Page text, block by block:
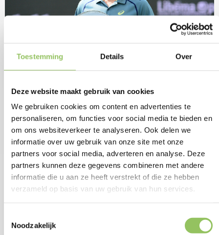
Toestemming Details Over
Deze website maakt gebruik van cookies
We gebruiken cookies om content en advertenties te
personaliseren, om functies voor social media te bieden en
om ons websiteverkeer te analyseren. Ook delen we
informatie over uw gebruik van onze site met onze
partners voor social media, adverteren en analyse. Deze
partners kunnen deze gegevens combineren met andere
informatie die u aan ze heeft verstrekt of die ze hebben
verzameld op basis van uw gebruik van hun services.
Noodzakelijk
Libéma Open 2026 werd een regelrecht droomtoernooi voor Kamil
Majchrzak. De dertigjarige Pool had nog nooit een ATP-toernooi
gewonnen, voordat hij dit jaar arriveerde in Brabant. Hij vertrekt na
een zege op ex-kampioen Alex de Minaur met een glimlach op het
gezicht en de winnaarsschaal onder de arm.
‘Het is een ongelooflijk gevoel en emotioneel moment om mijn eerste
ATP-titel te winnen, hier in ’s-Hertogenbosch. Ik ga hier volop van
genieten’, liet de laatbloeier na afloop van zijn bloedstollende 6-3 2-6
7-6(5) overwinning op de Australische wereldtopper weten.
mijn coaches en familie in heb gestoken, heeft zich uitbetaald.’